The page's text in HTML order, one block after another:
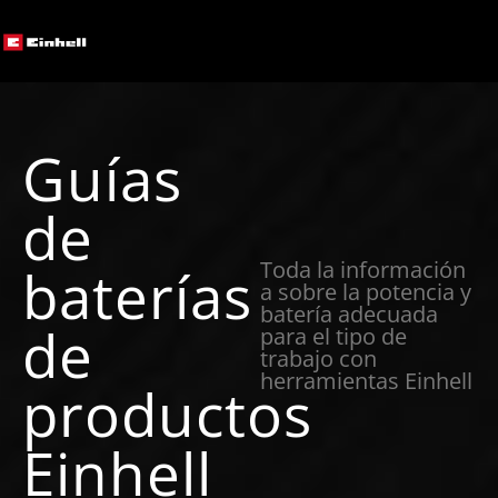
Guías
de
baterías
de
productos
Einhell
Toda la información
a sobre la potencia y
batería adecuada
para el tipo de
trabajo con
herramientas Einhell